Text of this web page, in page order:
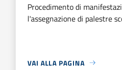
Procedimento di
l'assegnazione di palestre
VAI ALLA PAGINA